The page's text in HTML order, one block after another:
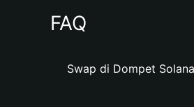
FAQ
Swap di Dompet Solana